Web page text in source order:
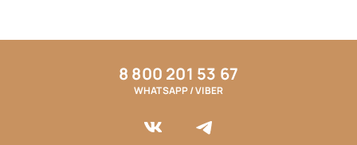
8 800 201 53 67
WHATSAPP / VIBER